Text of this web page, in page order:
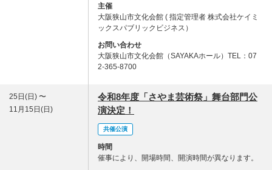
主催
大阪狭山市文化会館 ( 指定管理者 株式会社ケイミ
ックスパブリックビジネス）
お問い合わせ
大阪狭山市文化会館（SAYAKAホール）TEL：07
2-365-8700
25日(日) 〜
11月15日(日)
令和8年度「さやま芸術祭」舞台部門公
演決定！
共催公演
時間
催事により、開場時間、開演時間が異なります。